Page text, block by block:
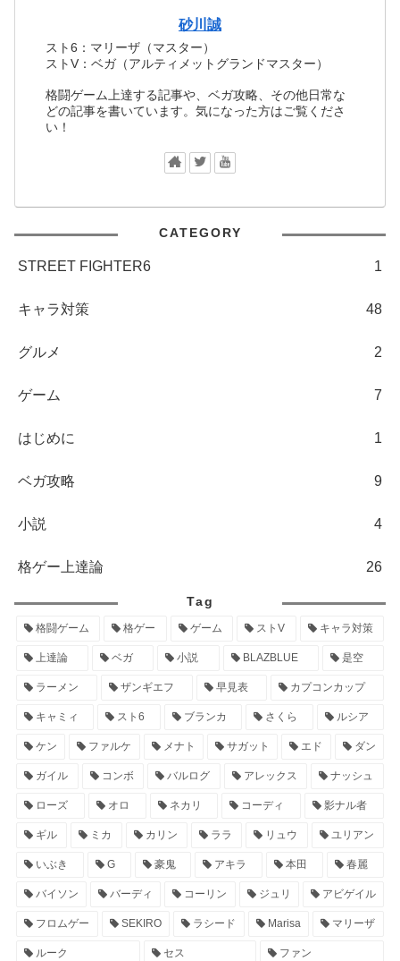
砂川誠
スト6：マリーザ（マスター）
ストV：ベガ（アルティメットグランドマスター）
格闘ゲーム上達する記事や、ベガ攻略、その他日常な
どの記事を書いています。気になった方はご覧くださ
い！
CATEGORY
STREET FIGHTER6 1
キャラ対策 48
グルメ 2
ゲーム 7
はじめに 1
ベガ攻略 9
小説 4
格ゲー上達論 26
Tag
格闘ゲーム 格ゲー ゲーム ストV キャラ対策
上達論 ベガ 小説 BLAZBLUE 是空
ラーメン ザンギエフ 早見表 カプコンカップ
キャミィ スト6 ブランカ さくら ルシア
ケン ファルケ メナト サガット エド ダン
ガイル コンボ バルログ アレックス ナッシュ
ローズ オロ ネカリ コーディ 影ナル者
ギル ミカ カリン ララ リュウ ユリアン
いぶき G 豪鬼 アキラ 本田 春麗
バイソン バーディ コーリン ジュリ アビゲイル
フロムゲー SEKIRO ラシード Marisa マリーザ
ルーク セス ファン